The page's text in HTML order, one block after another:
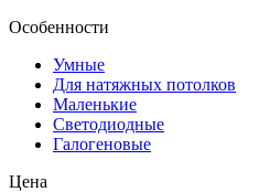
Особенности
Умные
Для натяжных потолков
Маленькие
Светодиодные
Галогеновые
Цена